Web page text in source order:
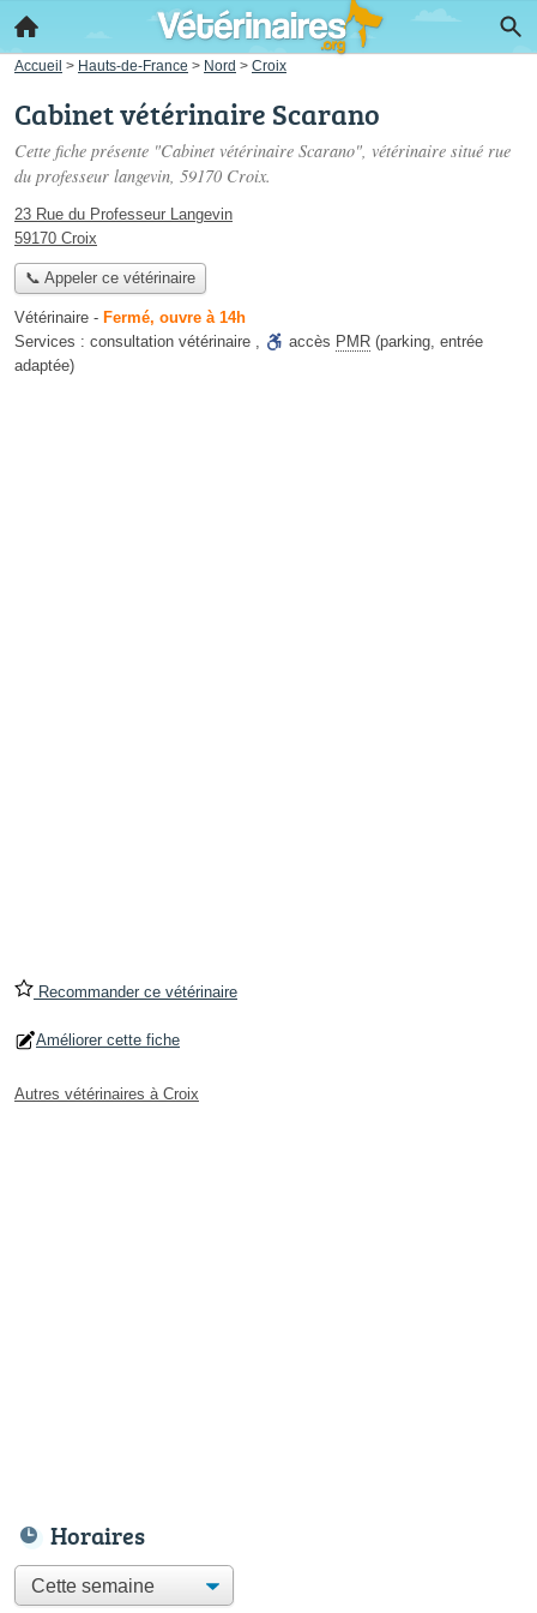
Accueil > Hauts-de-France > Nord > Croix
Cabinet vétérinaire Scarano
Cette fiche présente "Cabinet vétérinaire Scarano", vétérinaire situé rue
du professeur langevin, 59170 Croix.
23 Rue du Professeur Langevin
59170 Croix
📞 Appeler ce vétérinaire
Vétérinaire - Fermé, ouvre à 14h
Services : consultation vétérinaire , accès PMR (parking, entrée
adaptée)
Recommander ce vétérinaire
Améliorer cette fiche
Autres vétérinaires à Croix
Horaires